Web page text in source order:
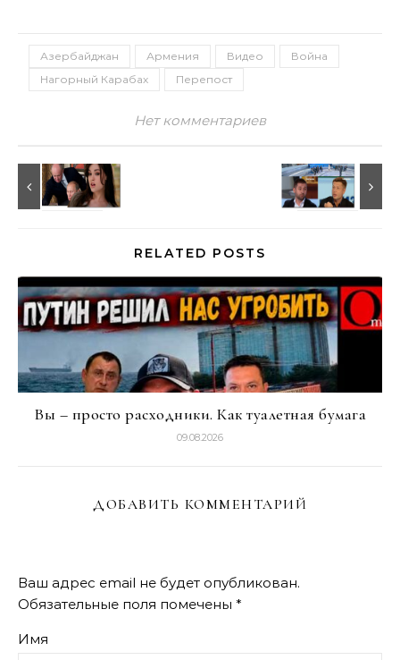
Азербайджан Армения Видео
Война
Нагорный Карабах
Перепост
Нет комментариев
RELATED POSTS
Вы – просто расходники. Как туалетная бумага
09.08.2026
ДОБАВИТЬ КОММЕНТАРИЙ
Ваш адрес email не будет опубликован.
Обязательные поля помечены *
Имя